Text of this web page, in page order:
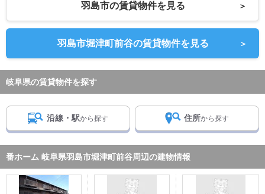
羽島市の賃貸物件を見る ＞
羽島市堀津町前谷の賃貸物件を見る ＞
岐阜県の賃貸物件を探す
沿線・駅から探す 住所から探す
番ホーム 岐阜県羽島市堀津町前谷周辺の建物情報